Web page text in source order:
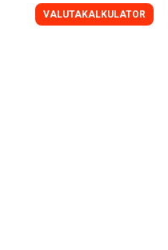
VALUTAKALKULATOR